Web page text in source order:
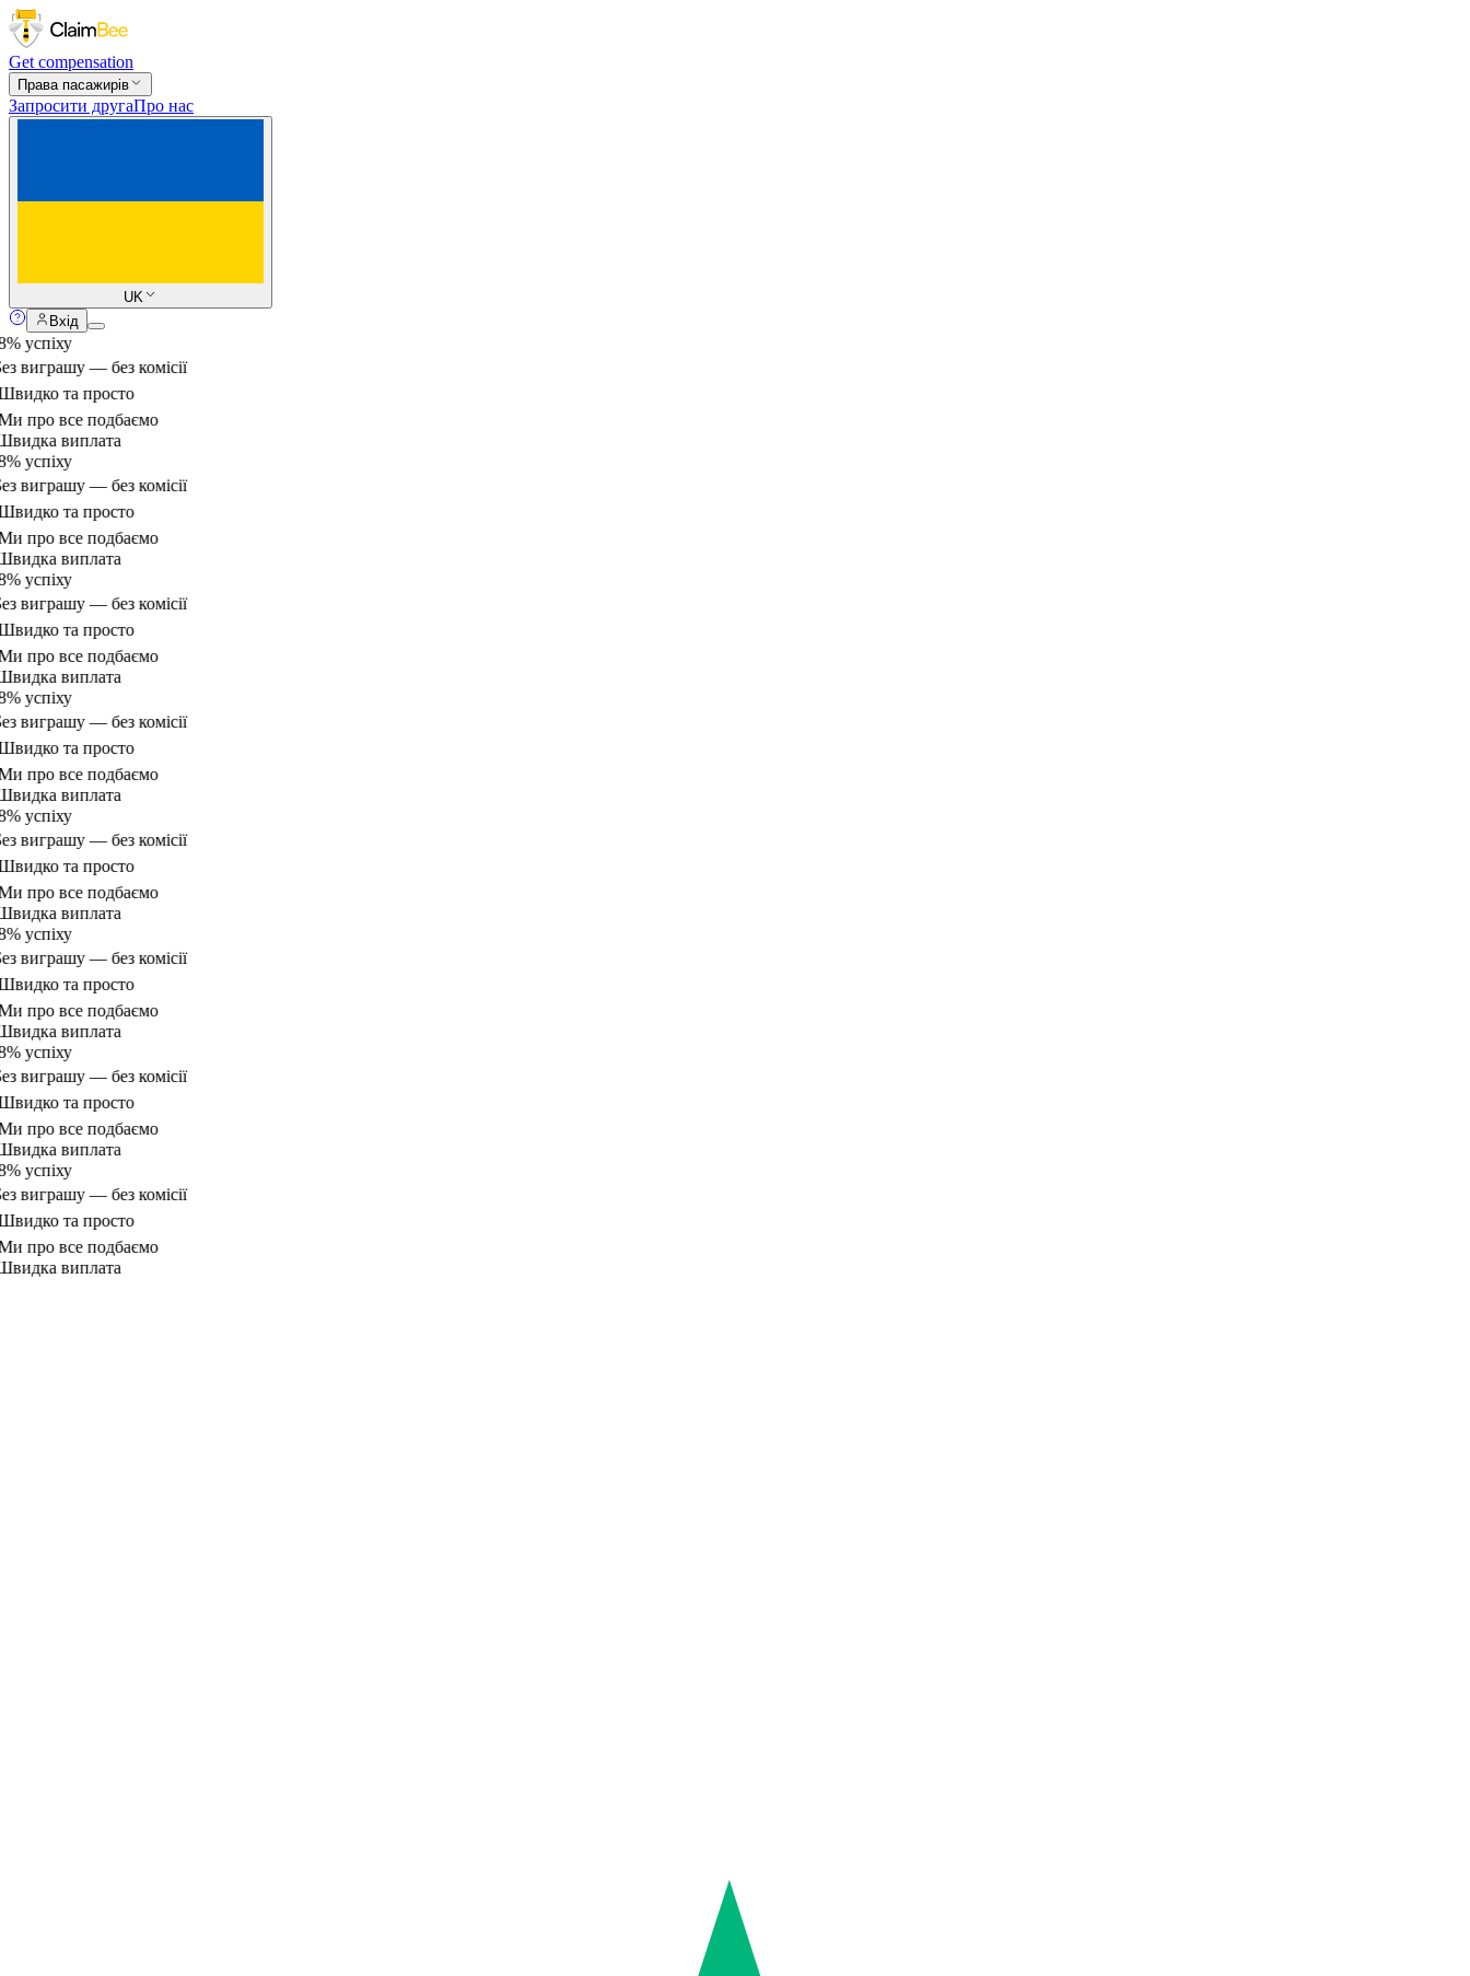
Get compensation
Права пасажирів
Запросити другаПро нас
UK
Вхід
успіху
виграшу — без комісії
та просто
про все подбаємо
виплата
успіху
виграшу — без комісії
та просто
про все подбаємо
виплата
успіху
виграшу — без комісії
та просто
про все подбаємо
виплата
успіху
виграшу — без комісії
та просто
про все подбаємо
виплата
успіху
виграшу — без комісії
та просто
про все подбаємо
виплата
успіху
виграшу — без комісії
та просто
про все подбаємо
виплата
успіху
виграшу — без комісії
та просто
про все подбаємо
виплата
успіху
виграшу — без комісії
та просто
про все подбаємо
виплата